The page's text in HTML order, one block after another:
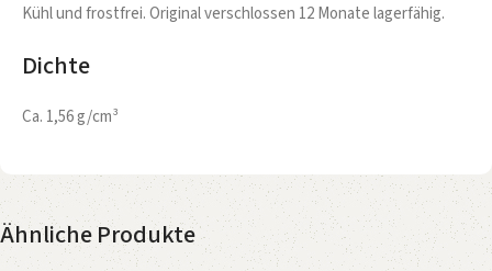
Kühl und frostfrei. Original verschlossen 12 Monate lagerfähig.
Dichte
Ca. 1,56 g/cm³
Ähnliche Produkte